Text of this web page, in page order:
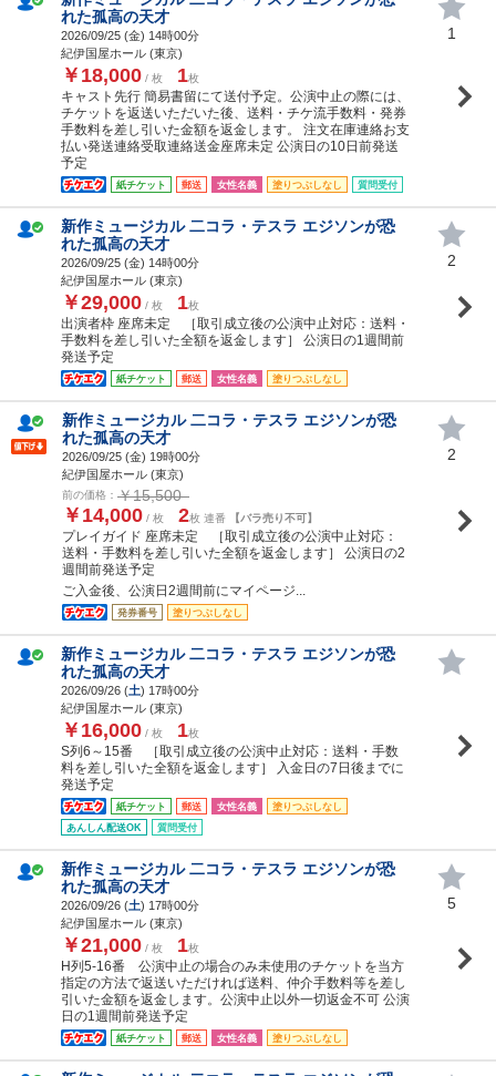
れた孤高の天才
2026/09/25 (金) 14時00分
紀伊国屋ホール (東京)
￥18,000 / 枚 1枚
キャスト先行 簡易書留にて送付予定。公演中止の際には、
チケットを返送いただいた後、送料・チケ流手数料・発券
手数料を差し引いた金額を返金します。 注文在庫連絡お支
払い発送連絡受取連絡送金座席未定 公演日の10日前発送
予定
紙チケット 郵送 女性名義 塗りつぶしなし 質問受付
1
新作ミュージカル 二コラ・テスラ エジソンが恐
れた孤高の天才
2026/09/25 (金) 14時00分
紀伊国屋ホール (東京)
￥29,000 / 枚 1枚
出演者枠 座席未定 ［取引成立後の公演中止対応：送料・
手数料を差し引いた全額を返金します］ 公演日の1週間前
発送予定
紙チケット 郵送 女性名義 塗りつぶしなし
2
新作ミュージカル 二コラ・テスラ エジソンが恐
れた孤高の天才
2026/09/25 (金) 19時00分
紀伊国屋ホール (東京)
前の価格： ￥15,500
￥14,000 / 枚 2枚 連番 【バラ売り不可】
プレイガイド 座席未定 ［取引成立後の公演中止対応：
送料・手数料を差し引いた全額を返金します］ 公演日の2
週間前発送予定
ご入金後、公演日2週間前にマイページ...
発券番号 塗りつぶしなし
2
新作ミュージカル 二コラ・テスラ エジソンが恐
れた孤高の天才
2026/09/26 (土) 17時00分
紀伊国屋ホール (東京)
￥16,000 / 枚 1枚
S列6～15番 ［取引成立後の公演中止対応：送料・手数
料を差し引いた全額を返金します］ 入金日の7日後までに
発送予定
紙チケット 郵送 女性名義
塗りつぶしなし
あんしん配送OK
質問受付
新作ミュージカル 二コラ・テスラ エジソンが恐
れた孤高の天才
2026/09/26 (土) 17時00分
紀伊国屋ホール (東京)
￥21,000 / 枚 1枚
H列5-16番 公演中止の場合のみ未使用のチケットを当方
指定の方法で返送いただければ送料、仲介手数料等を差し
引いた金額を返金します。公演中止以外一切返金不可 公演
日の1週間前発送予定
紙チケット 郵送 女性名義 塗りつぶしなし
5